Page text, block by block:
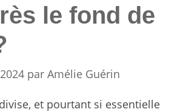
le fond de
par Amélie Guérin
et pourtant si essentielle